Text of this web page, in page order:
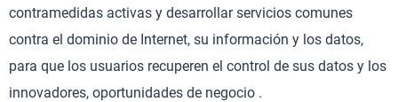
contramedidas activas y desarrollar servicios comunes
contra el dominio de Internet, su información y los datos,
para que los usuarios recuperen el control de sus datos y los
innovadores, oportunidades de negocio .